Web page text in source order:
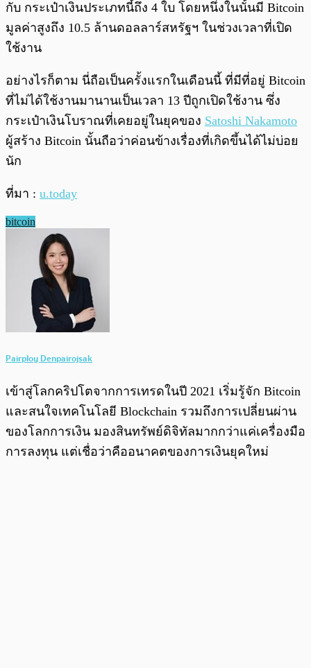
กับ กระเป๋าเงินประเภทนี้ถึง 4 ใบ โดยหนึ่งในนั้นมี Bitcoin
มูลค่าสูงถึง 10.5 ล้านดอลลาร์สหรัฐฯ ในช่วงเวลาที่เปิด
ใช้งาน
อย่างไรก็ตาม นี่ถือเป็นครั้งแรกในเดือนนี้ ที่มีที่อยู่ Bitcoin
ที่ไม่ได้ใช้งานมานานเป็นเวลา 13 ปีถูกเปิดใช้งาน ซึ่ง
กระเป๋าเงินโบราณที่เคยอยู่ในยุคของ Satoshi Nakamoto
ผู้สร้าง Bitcoin นั้นถือว่าค่อนข้างเรื่องที่เกิดขึ้นได้ไม่บ่อย
นัก
ที่มา : u.today
bitcoin
Pairploy Denpairojsak
เข้าสู่โลกคริปโตจากการเทรดในปี 2021 เริ่มรู้จัก Bitcoin
และสนใจเทคโนโลยี Blockchain รวมถึงการเปลี่ยนผ่าน
ของโลกการเงิน มองสินทรัพย์ดิจิทัลมากกว่าแค่เครื่องมือ
การลงทุน แต่เชื่อว่าคืออนาคตของการเงินยุคใหม่